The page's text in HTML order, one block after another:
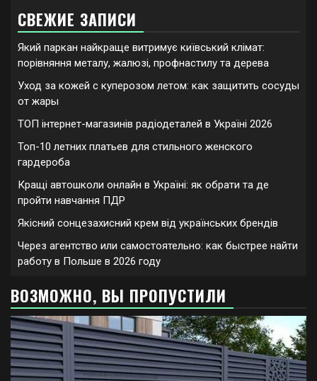
СВЕЖИЕ ЗАПИСИ
Який паркан найкраще витримує київський клімат:
порівняння металу, жалюзі, профнастилу та дерева
Уход за кожей с куперозом летом: как защитить сосуды
от жары
ТОП інтернет-магазинів радіодеталей в Україні 2026
Топ-10 летних платьев для стильного женского
гардероба
Кращі автошколи онлайн в Україні: як обрати та де
пройти навчання ПДР
Якісний сонцезахисний крем від українських брендів
Через агентство или самостоятельно: как быстрее найти
работу в Польше в 2026 году
ВОЗМОЖНО, ВЫ ПРОПУСТИЛИ